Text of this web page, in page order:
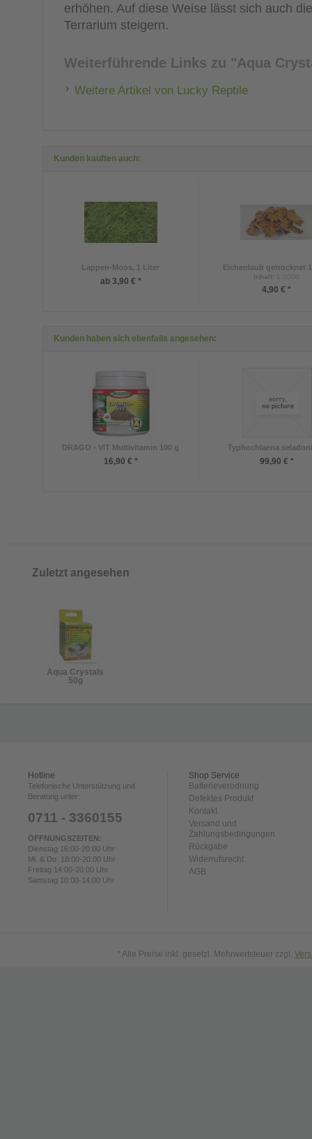
erhöhen. Auf diese Weise lässt sich auch
Terrarium steigern.
Weiterführende Links zu "Aqua
Weitere Artikel von Lucky Reptile
Kunden kauften auch:
Lappen-Moos, 1 Liter
ab 3,90 € *
Eichenlaub getrocknet
Inhalt:
4,90 € *
Kunden haben sich ebenfalls angesehen:
DRAGO - VIT Multivitamin 100 g
16,90 € *
Typhochlaena
99,90 € *
Zuletzt angesehen
Aqua Crystals
50g
Hotline
Telefonische Unterstützung und
Beratung unter:
0711 - 3360155
ÖFFNUNGSZEITEN:
Dienstag 16:00-20:00 Uhr
Mi. & Do. 18:00-20:00 Uhr
Freitag 14:00-20:00 Uhr
Samstag 10:00-14:00 Uhr
Shop Service
Batterieverodnung
Defektes Produkt
Kontakt
Versand und
Zahlungsbedingungen
Rückgabe
Widerrufsrecht
AGB
* Alle Preise inkl. gesetzl. Mehrwertsteuer zzgl.